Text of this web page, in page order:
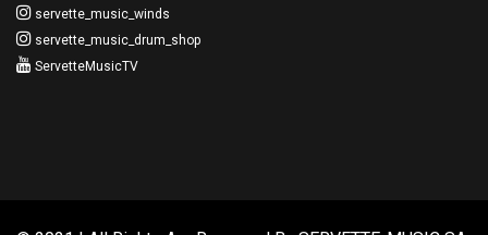
servette_music_winds
servette_music_drum_shop
ServetteMusicTV